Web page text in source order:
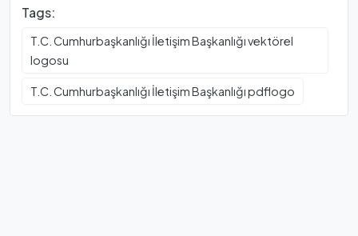
Tags:
T.C. Cumhurbaşkanlığı İletişim Başkanlığı vektörel
logosu
T.C. Cumhurbaşkanlığı İletişim Başkanlığı pdflogo